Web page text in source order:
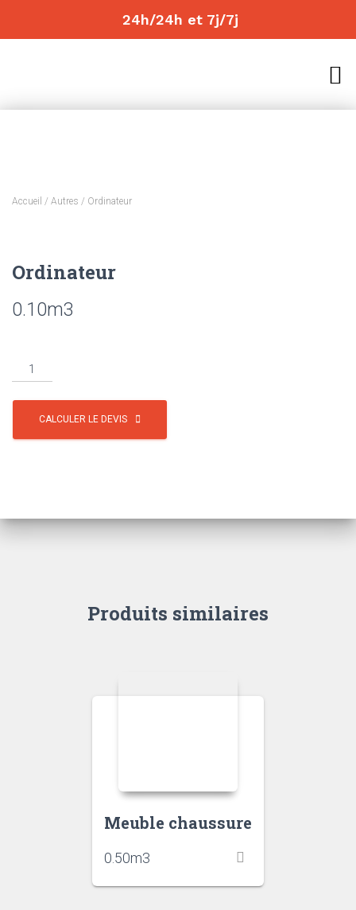
24h/24h et 7j/7j
Accueil / Autres / Ordinateur
Ordinateur
0.10m3
CALCULER LE DEVIS
Produits similaires
Meuble chaussure
0.50m3